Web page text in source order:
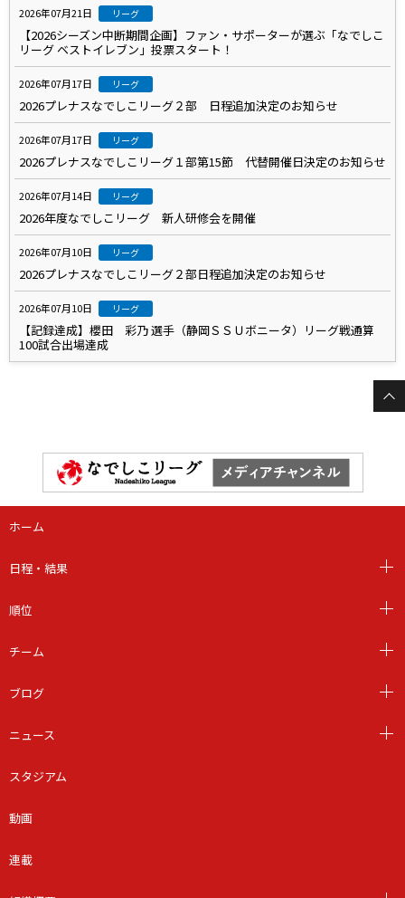
2026年07月21日 リーグ
【2026シーズン中断期間企画】ファン・サポーターが選ぶ「なでしこ
リーグ ベストイレブン」投票スタート！
2026年07月17日 リーグ
2026プレナスなでしこリーグ２部 日程追加決定のお知らせ
2026年07月17日 リーグ
2026プレナスなでしこリーグ１部第15節 代替開催日決定のお知らせ
2026年07月14日 リーグ
2026年度なでしこリーグ 新人研修会を開催
2026年07月10日 リーグ
2026プレナスなでしこリーグ２部日程追加決定のお知らせ
2026年07月10日 リーグ
【記録達成】櫻田 彩乃 選手（静岡ＳＳＵボニータ）リーグ戦通算
100試合出場達成
ホーム
日程・結果
順位
チーム
ブログ
ニュース
スタジアム
動画
連載